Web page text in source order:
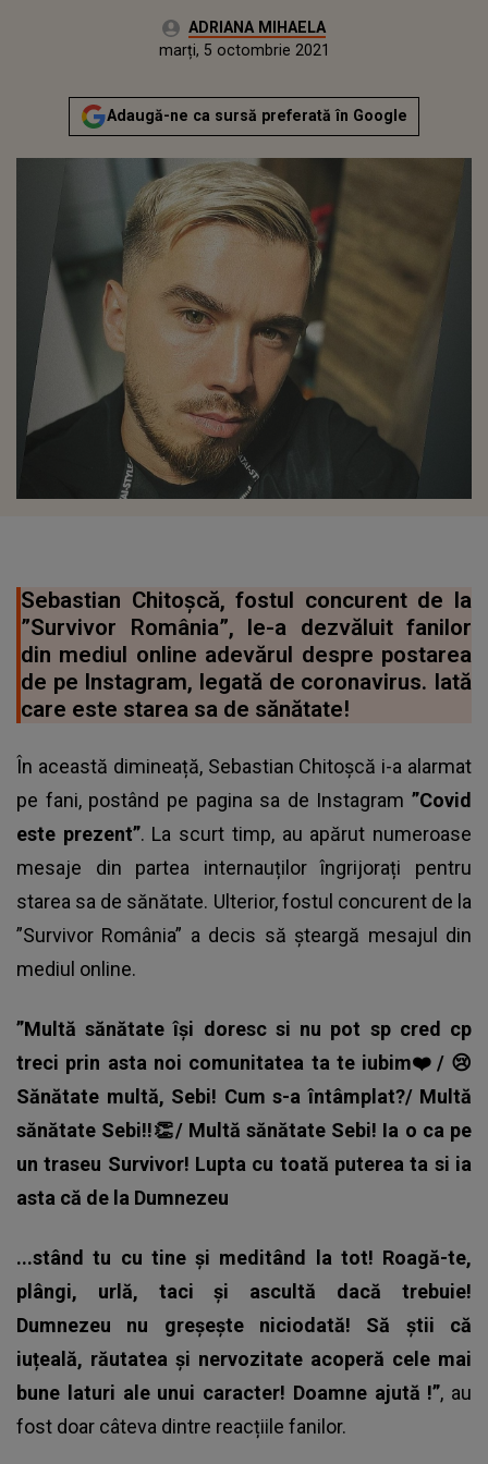
Autor:ADRIANA MIHAELA
marți, 5 octombrie 2021Actualizat:
marți, 5 octombrie 2021
Adaugă-ne ca sursă preferată în Google
Sebastian Chitoșcă, fostul concurent de la
”Survivor România”, le-a dezvăluit fanilor
din mediul online adevărul despre postarea
de pe Instagram, legată de coronavirus. Iată
care este starea sa de sănătate!
În această dimineață, Sebastian Chitoșcă i-a alarmat
pe fani, postând pe pagina sa de Instagram ”Covid
este prezent”. La scurt timp, au apărut numeroase
mesaje din partea internauților îngrijorați pentru
starea sa de sănătate. Ulterior, fostul concurent de la
”Survivor România” a decis să șteargă mesajul din
mediul online.
”Multă sănătate își doresc si nu pot sp cred cp
treci prin asta noi comunitatea ta te iubim❤️/ 😢
Sănătate multă, Sebi! Cum s-a întâmplat?/ Multă
sănătate Sebi!!👏/ Multă sănătate Sebi! Ia o ca pe
un traseu Survivor! Lupta cu toată puterea ta si ia
asta că de la Dumnezeu
...stând tu cu tine și meditând la tot! Roagă-te,
plângi, urlă, taci și ascultă dacă trebuie!
Dumnezeu nu greșește niciodată! Să știi că
iuțeală, răutatea și nervozitate acoperă cele mai
bune laturi ale unui caracter! Doamne ajută !”, au
fost doar câteva dintre reacțiile fanilor.